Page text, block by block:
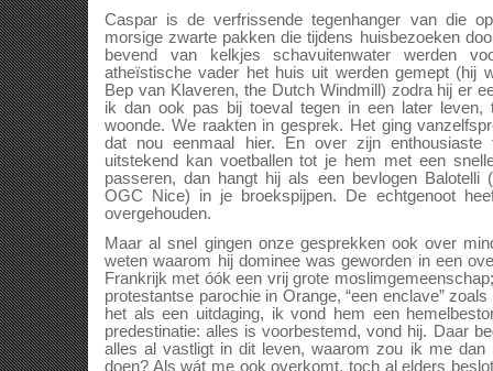
Caspar is de verfrissende tegenhanger van die
morsige zwarte pakken die tijdens huisbezoeken
bevend van kelkjes schavuitenwater werden
atheïstische vader het huis uit werden gemept (hij
Bep van Klaveren, the Dutch Windmill) zodra hij er
ik dan ook pas bij toeval tegen in een later leven,
woonde. We raakten in gesprek. Het ging
dat nou eenmaal hier. En over zijn
uitstekend kan voetballen tot je hem met een
passeren, dan hangt hij als een bevlogen Balotelli
OGC Nice) in je broekspijpen. De echtgenoot
overgehouden.
Maar al snel gingen onze gesprekken ook over
weten waarom hij dominee was geworden in een
Frankrijk met óók een vrij grote
protestantse parochie in Orange, “een enclave”
het als een uitdaging, ik vond hem een
predestinatie: alles is voorbestemd, vond hij. Daar
alles al vastligt in dit leven, waarom zou ik me dan
doen? Als wát me ook overkomt, toch al elders